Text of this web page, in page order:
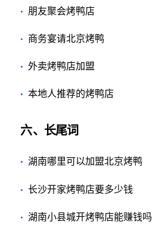
• 朋友聚会烤鸭店
• 商务宴请北京烤鸭
•外卖烤鸭店加盟
•本地人推荐的烤鸭店
六、长尾词
•湖南哪里可以加盟北京烤鸭
•长沙开家烤鸭店要多少钱
•湖南小县城开烤鸭店能赚钱吗